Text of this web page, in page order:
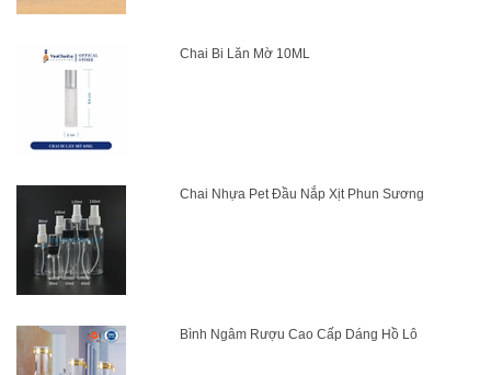
Chai Bi Lăn Mờ 10ML
Chai Nhựa Pet Đầu Nắp Xịt Phun Sương
Bình Ngâm Rượu Cao Cấp Dáng Hồ Lô